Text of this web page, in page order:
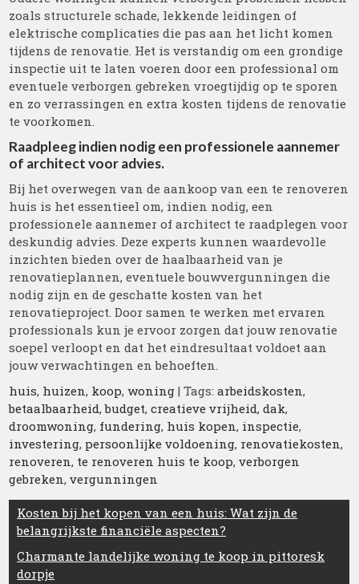
zoals structurele schade, lekkende leidingen of
elektrische complicaties die pas aan het licht komen
tijdens de renovatie. Het is verstandig om een grondige
inspectie uit te laten voeren door een professional om
eventuele verborgen gebreken vroegtijdig op te sporen
en zo verrassingen en extra kosten tijdens de renovatie
te voorkomen.
Raadpleeg indien nodig een professionele aannemer
of architect voor advies.
Bij het overwegen van de aankoop van een te renoveren
huis is het essentieel om, indien nodig, een
professionele aannemer of architect te raadplegen voor
deskundig advies. Deze experts kunnen waardevolle
inzichten bieden over de haalbaarheid van je
renovatieplannen, eventuele bouwvergunningen die
nodig zijn en de geschatte kosten van het
renovatieproject. Door samen te werken met ervaren
professionals kun je ervoor zorgen dat jouw renovatie
soepel verloopt en dat het eindresultaat voldoet aan
jouw verwachtingen en behoeften.
huis, huizen, koop,woning | Tags:arbeidskosten,
betaalbaarheid,budget,creatieve vrijheid,dak,
droomwoning, fundering, huis kopen, inspectie,
investering, persoonlijke voldoening, renovatiekosten,
renoveren, te renoveren huis te koop,verborgen
gebreken,vergunningen
Berichtnavigatie
Kosten bij het kopen van een huis: Wat zijn de
belangrijkste financiële aspecten?
Charmante landelijke woning te koop in pittoresk
dorpje